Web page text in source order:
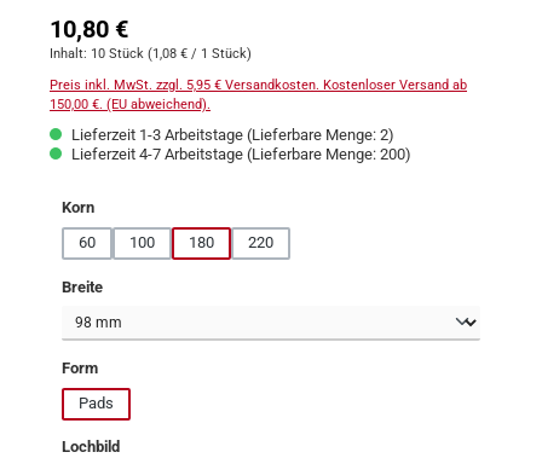
Regulärer Preis:
10,80 €
Inhalt: 10 Stück (1,08 € / 1 Stück)
Preis inkl. MwSt. zzgl. 5,95 € Versandkosten. Kostenloser Versand ab
150,00 €. (EU abweichend).
Lieferzeit 1-3 Arbeitstage (Lieferbare Menge: 2)
Lieferzeit 4-7 Arbeitstage (Lieferbare Menge: 200)
Kornauswählen
60
100 180 220
Breiteauswählen
Formauswählen
Pads
Lochbildauswählen